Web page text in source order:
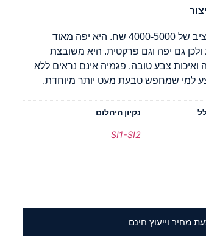
זוהי טבעת אירוסין מושלמת עבור תקציב של 4000-5000 שח. היא יפה מאוד
גם יפה וגם פרקטית. היא משובצת
ואיכות צבע טובה. פגמיה אינם נראים ללא
למי שמחפש טבעת מעט יותר מיוחדת.
נקיון היהלום
SI1-SI2
מחיר וייעוץ חינם